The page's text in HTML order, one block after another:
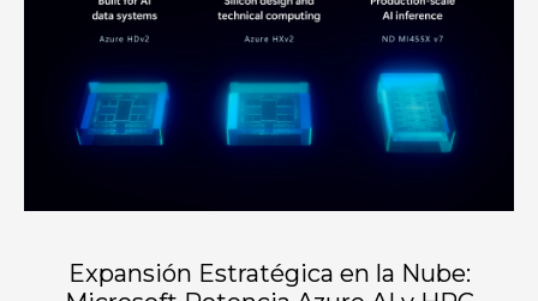
Expansión Estratégica en la Nube: